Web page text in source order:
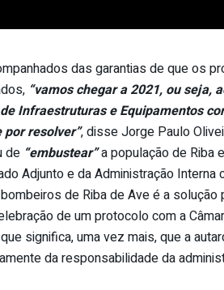
das garantias de que os
“vamos chegar a 2021, ou seja,
Infraestruturas e Equipamentos
por resolver”, disse Jorge Paulo
de “embustear”a população de Riba
Adjunto e da Administração Interna
de Riba de Ave é a solução
de um protocolo com a
significa, uma vez mais, que a
da responsabilidade da